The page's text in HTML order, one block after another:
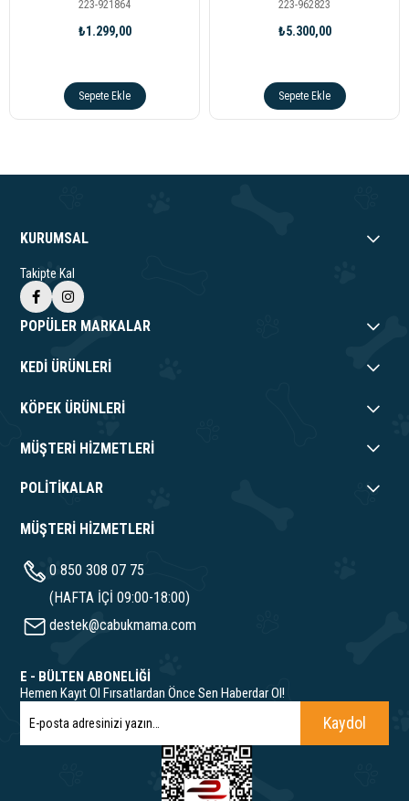
223-921864
₺1.299,00
Sepete Ekle
223-962823
₺5.300,00
Sepete Ekle
KURUMSAL
Takipte Kal
POPÜLER MARKALAR
KEDİ ÜRÜNLERİ
KÖPEK ÜRÜNLERİ
MÜŞTERİ HİZMETLERİ
POLİTİKALAR
MÜŞTERİ HİZMETLERİ
0 850 308 07 75
(HAFTA İÇİ 09:00-18:00)
destek@cabukmama.com
E - BÜLTEN ABONELİĞİ
Hemen Kayıt Ol Fırsatlardan Önce Sen Haberdar Ol!
Kaydol